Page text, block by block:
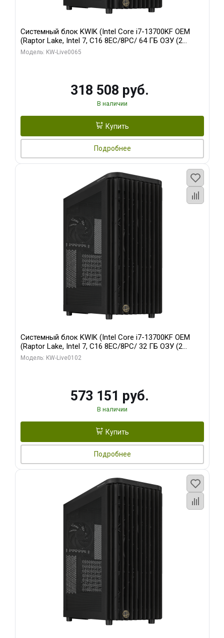
Системный блок KWIK (Intel Core i7-13700KF OEM
(Raptor Lake, Intel 7, C16 8EC/8PC/ 64 ГБ ОЗУ (2
модуля)/ ASUS RTX5080 PROART OC 16GB GDDR7
Модель: KW-Live0065
318 508 руб.
В наличии
Купить
Подробнее
Системный блок KWIK (Intel Core i7-13700KF OEM
(Raptor Lake, Intel 7, C16 8EC/8PC/ 32 ГБ ОЗУ (2
модуля)/ Afox RTX4090 24GB GDDR6X 384-Bit 3xDP
Модель: KW-Live0102
573 151 руб.
В наличии
Купить
Подробнее